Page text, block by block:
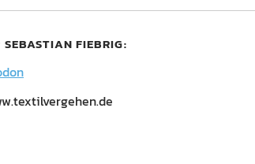
SEBASTIAN FIEBRIG